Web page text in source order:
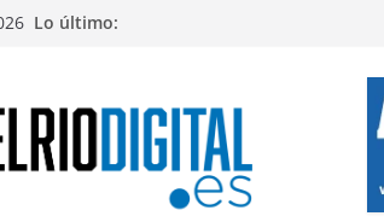
Lo último: